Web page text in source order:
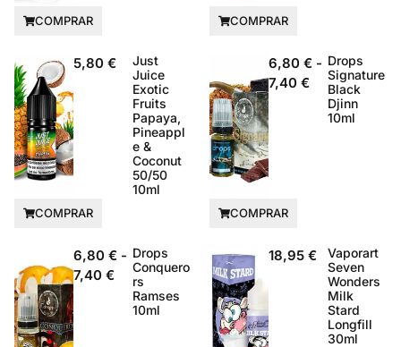
COMPRAR COMPRAR
5,80 €
Just
Juice
Exotic
Fruits
Papaya,
Pineappl
e &
Coconut
50/50
10ml
COMPRAR
6,80 € -
7,40 €
Drops
Signature
Black
Djinn
10ml
COMPRAR
6,80 € -
7,40 €
Drops
Conquero
rs
Ramses
10ml
18,95 €
Vaporart
Seven
Wonders
Milk
Stard
Longfill
30ml